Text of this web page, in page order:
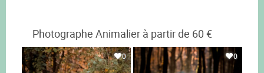
Photographe Animalier à partir de 60 €
0 0